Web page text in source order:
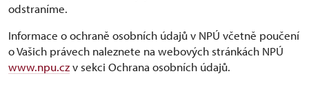
odstraníme.
Informace o ochraně osobních údajů v NPÚ včetně poučení
o Vašich právech naleznete na webových stránkách NPÚ
www.npu.czv sekci Ochrana osobních údajů.